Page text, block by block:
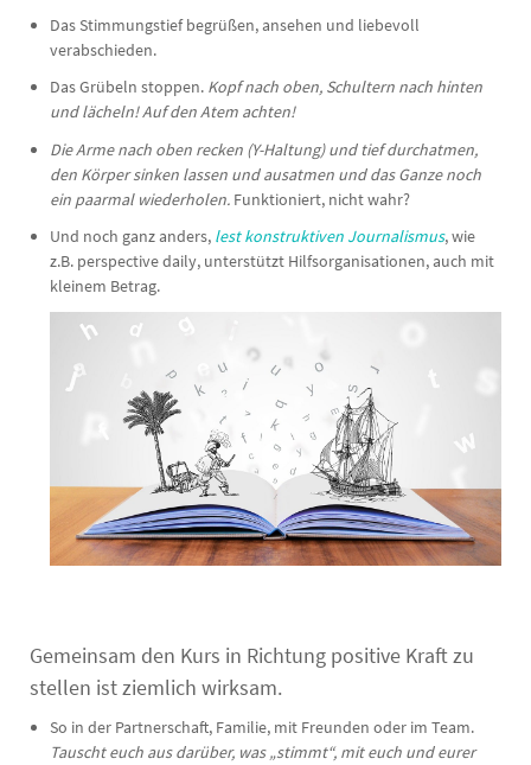
Das Stimmungstief begrüßen, ansehen und liebevoll
verabschieden.
Das Grübeln stoppen. Kopf nach oben, Schultern nach hinten
und lächeln! Auf den Atem achten!
Die Arme nach oben recken (Y-Haltung) und tief durchatmen,
den Körper sinken lassen und ausatmen und das Ganze noch
ein paarmal wiederholen. Funktioniert, nicht wahr?
Und noch ganz anders, lest konstruktiven Journalismus, wie
z.B. perspective daily, unterstützt Hilfsorganisationen, auch mit
kleinem Betrag.
Gemeinsam den Kurs in Richtung positive Kraft zu
stellen ist ziemlich wirksam.
So in der Partnerschaft, Familie, mit Freunden oder im Team.
Tauscht euch aus darüber, was „stimmt“, mit euch und eurer